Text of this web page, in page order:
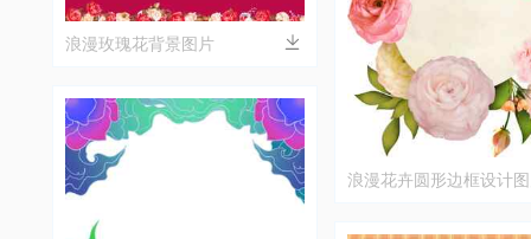
浪漫玫瑰花背景图片
浪漫花卉圆形边框设计